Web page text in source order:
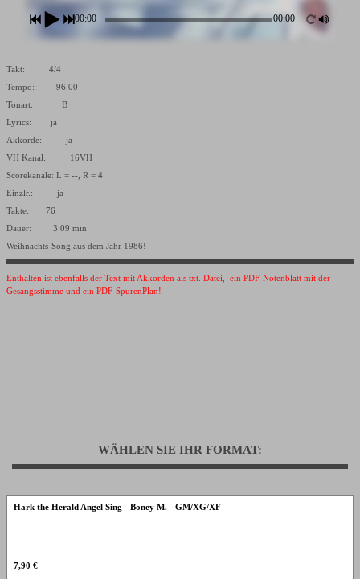
00:00 00:00
Takt: 4/4
Tempo: 96.00
Tonart: B
Lyrics: ja
Akkorde: ja
VH Kanal: 16VH
Scorekanäle: L = --, R = 4
Einzlr.: ja
Takte: 76
Dauer: 3:09 min
Weihnachts-Song aus dem Jahr 1986!
Enthalten ist ebenfalls der Text mit Akkorden als txt. Datei, ein PDF-Notenblatt mit der
Gesangsstimme und ein PDF-SpurenPlan!
WÄHLEN SIE IHR FORMAT:
Hark the Herald Angel Sing - Boney M. - GM/XG/XF
7,90 €